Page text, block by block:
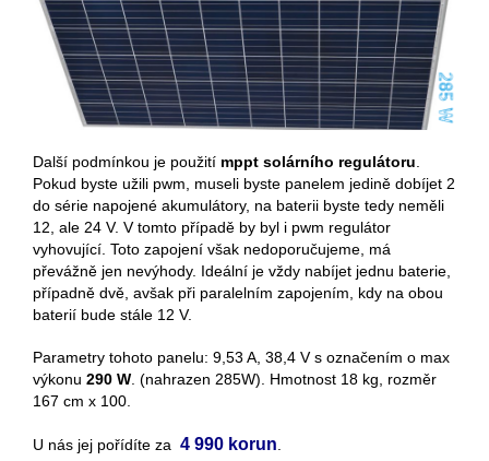
Další podmínkou je použití mppt solárního regulátoru
Pokud byste užili pwm, museli byste panelem jedině dobíjet 2
do série napojené akumulátory, na baterii byste tedy neměli
12, ale 24 V. V tomto případě by byl i pwm regulátor
vyhovující. Toto zapojení však nedoporučujeme, má
převážně jen nevýhody. Ideální je vždy nabíjet jednu baterie,
případně dvě, avšak při paralelním zapojením, kdy na obou
baterií bude stále 12 V.
Parametry tohoto panelu: 9,53 A, 38,4 V s označením o max
výkonu 290 W . (nahrazen 285W). Hmotnost 18 kg, rozměr
167 cm x 100.
U nás jej pořídíte za 4 990 korun